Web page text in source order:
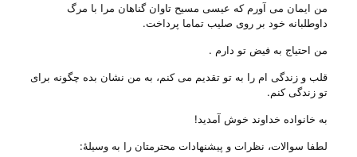
من ایمان می آورم که عیسی مسیح تاوان گناهان مرا با مرگ
داوطلبانه خود بر روی صلیب تماما پرداخت.
من احتیاج به فیض تو دارم .
قلب و زندگی ام را به تو تقدیم می کنم، به من نشان بده چگونه برای
تو زندگی کنم.
به خانواده خداوند خوش آمدید!
لطفا سوالات، نظرات و پیشنهادات محترمتان را به وسیلهٔ: